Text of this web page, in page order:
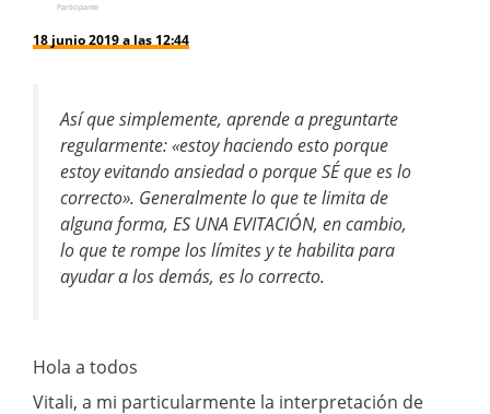
Participante
18 junio 2019 a las 12:44
Así que simplemente, aprende a preguntarte
regularmente: «estoy haciendo esto porque
estoy evitando ansiedad o porque SÉ que es lo
correcto». Generalmente lo que te limita de
alguna forma, ES UNA EVITACIÓN, en cambio,
lo que te rompe los límites y te habilita para
ayudar a los demás, es lo correcto.
Hola a todos
Vitali, a mi particularmente la interpretación de